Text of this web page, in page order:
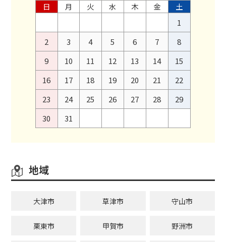
日 月 火 水 木 金
土
1
2
3 4 5 6 7
8
9
10 11 12 13 14
15
16
17 18 19 20 21
22
23
24 25 26 27 28
29
30
31
地域
大津市 草津市 守山市
栗東市 甲賀市 野洲市